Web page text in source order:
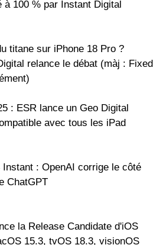
à 100 % par Instant Digital
titane sur iPhone 18 Pro ?
relance le débat (màj : Fixed
: ESR lance un Geo Digital
avec tous les iPad
Instant : OpenAI corrige le côté
ChatGPT
la Release Candidate d'iOS
15.3, tvOS 18.3, visionOS